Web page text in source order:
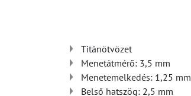
Titánötvözet
Menetátmérő: 3,5 mm
Menetemelkedés: 1,25 mm
Belső hatszög: 2,5 mm